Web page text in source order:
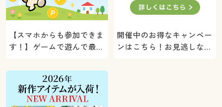
【スマホからも参加できま
す！】ゲームで遊んで最大
ト！
開催中のお得なキャンペー
ンはこちら！お見逃しな